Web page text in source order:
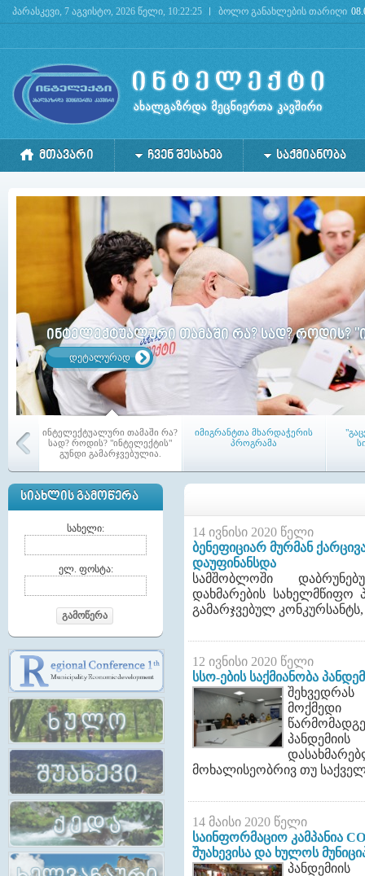
Deprecated: mysql_connect(): The mysql extension is deprecated and will be removed in
პარასკევი, 7 აგვისტო, 2026 წელი, 10:22:25 ბოლო განახლების თარიღი
ᲛᲗᲐᲕᲐᲠᲘ ᲩᲕᲔᲜ ᲨᲔᲡᲐᲮᲔᲑ ᲡᲐᲥᲛᲘᲐᲜᲝᲑᲐ
ინტელექტუალური თამაში რა? სად? როდის?
დეტალურად
ინტელექტუალური თამაში რა?
სად? როდის? "ინტელექტის"
გუნდი გამარჯვებულია.
იმიგრანტთა მხარდაჭერის
პროგრამა
აჭარის რეგიონში პირველი
ამაგ-ი (LAG) - აქტიურ
მოქალაქეთა ადგილობრივი
გაერთიანება ჩამოყალიბდა
მაჟორიტარი წევრები თემებში
ტრენინგი საკრებულოს
წევრებისათვის
ტრენინგები ადგილობრივი
განმანათლებლებისათვის
მაჟორიტარმა კანდიდატებმა
„კარგი მმართველობის
დეკლარაციას“ საჯაროდ
ხელი მოაწერეს
14 ივნისი 2020 წელი
ბენეფიციარ მურმან
დაუფინანსდა
სამშობლოში
დახმარების
გამარჯვებულ
12 ივნისი 2020 წელი
სსო-ების საქმიანობა
მოქმედი
მოხალისეობრივ თუ
14 მაისი 2020 წელი
საინფორმაციო კამპანია
შუახევისა და ხულოს
ᲡᲘᲐᲮᲚᲘᲡ ᲒᲐᲛᲝᲬᲔᲠᲐ
სახელი:
ელ. ფოსტა:
გამოწერა